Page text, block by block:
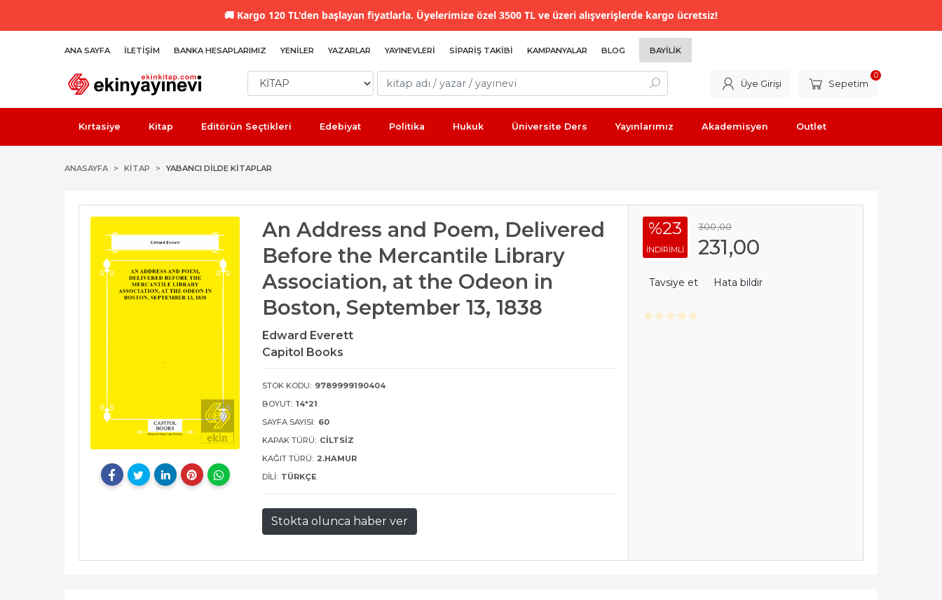
🚚 Kargo 120 TL'den başlayan fiyatlarla. Üyelerimize özel 3500 TL ve üzeri alışverişlerde kargo ücretsiz!
ANA SAYFA İLETIŞIM BANKA HESAPLARIMIZ YENILER YAZARLAR YAYINEVLERI SIPARIŞ TAKIBI KAMPANYALAR BLOG BAYILIK
Üye Girişi Sepetim
0
Kırtasiye Kitap Editörün Seçtikleri Edebiyat Politika Hukuk Üniversite Ders Yayınlarımız Akademisyen Outlet
ANASAYFA KİTAP YABANCI DILDE KITAPLAR
An Address and Poem, Delivered
Before the Mercantile Library
Association, at the Odeon in
Boston, September 13, 1838
Edward Everett
Capitol Books
STOK KODU: 9789999190404
BOYUT: 14*21
SAYFA SAYISI: 60
KAPAK TÜRÜ: CILTSIZ
KAĞIT TÜRÜ: 2.HAMUR
DILI: TÜRKÇE
Stokta olunca haber ver
%23
INDIRIMLI
300,00
231,00
Tavsiye et Hata bildir